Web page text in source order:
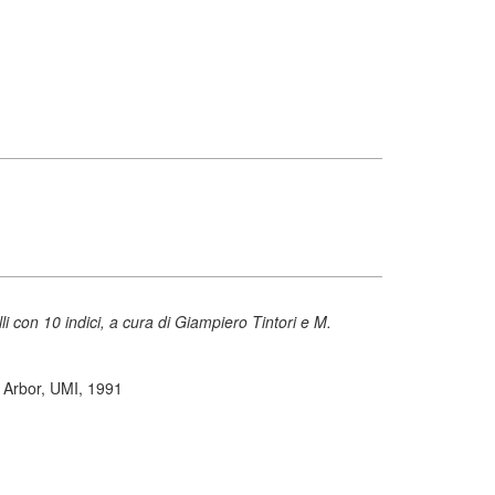
con 10 indici, a cura di Giampiero Tintori e M.
UMI, 1991